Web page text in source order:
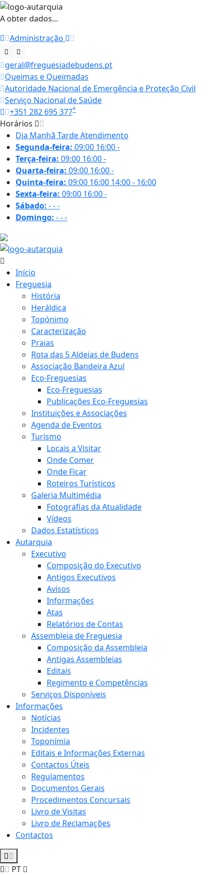
A obter dados...
Administração
geral@freguesiadebudens.pt
Queimas e Queimadas
Autoridade Nacional de Emergência e Proteção Civil
Serviço Nacional de Saúde
+351 282 695 377*
Horários
Dia Manhã TardeAtendimento
Segunda-feira: 09:00 16:00-
Terça-feira: 09:00 16:00-
Quarta-feira: 09:00 16:00-
Quinta-feira: 09:00 16:00 14:00 - 16:00
Sexta-feira: 09:00 16:00-
Sábado: ---
Domingo: ---
Início
Freguesia
História
Heráldica
Topónimo
Caracterização
Praias
Rota das 5 Aldeias de Budens
Associação Bandeira Azul
Eco-Freguesias
Eco-Freguesias
Publicações Eco-Freguesias
Instituições e Associações
Agenda de Eventos
Turismo
Locais a Visitar
Onde Comer
Onde Ficar
Roteiros Turísticos
Galeria Multimédia
Fotografias da Atualidade
Vídeos
Dados Estatísticos
Autarquia
Executivo
Composição do Executivo
Antigos Executivos
Avisos
Informações
Atas
Relatórios de Contas
Assembleia de Freguesia
Composição da Assembleia
Antigas Assembleias
Editais
Regimento e Competências
Serviços Disponíveis
Informações
Notícias
Incidentes
Toponímia
Editais e Informações Externas
Contactos Úteis
Regulamentos
Documentos Gerais
Procedimentos Concursais
Livro de Visitas
Livro de Reclamações
Contactos
PT